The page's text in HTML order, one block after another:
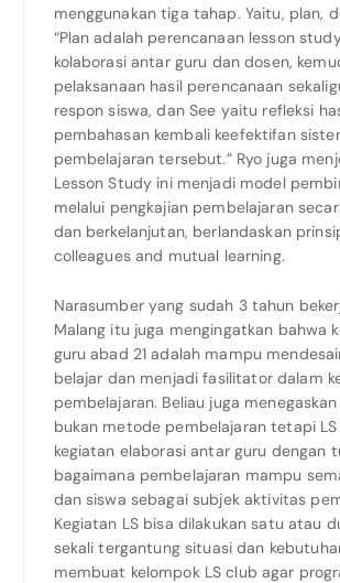
menggunakan tiga tahap. Yaitu, plan,
“Plan adalah perencanaan lesson
kolaborasi antar guru dan dosen,
pelaksanaan hasil perencanaan
respon siswa, dan See yaitu refleksi
pembahasan kembali keefektifan
pembelajaran tersebut.” Ryo juga
Lesson Study ini menjadi model
melalui pengkajian pembelajaran
dan berkelanjutan, berlandaskan
colleagues and mutual learning.
Narasumber yang sudah 3 tahun
Malang itu juga mengingatkan bahwa
guru abad 21 adalah mampu
belajar dan menjadi fasilitator dalam
pembelajaran. Beliau juga
bukan metode pembelajaran tetapi
kegiatan elaborasi antar guru dengan
bagaimana pembelajaran mampu
dan siswa sebagai subjek aktivitas
Kegiatan LS bisa dilakukan satu atau
sekali tergantung situasi dan
membuat kelompok LS club agar